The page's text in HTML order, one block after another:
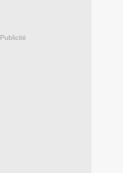
Publicité